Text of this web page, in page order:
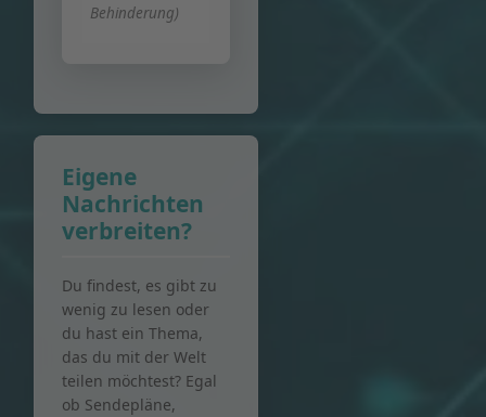
Behinderung)
Eigene
Nachrichten
verbreiten?
Du findest, es gibt zu
wenig zu lesen oder
du hast ein Thema,
das du mit der Welt
teilen möchtest? Egal
ob Sendepläne,